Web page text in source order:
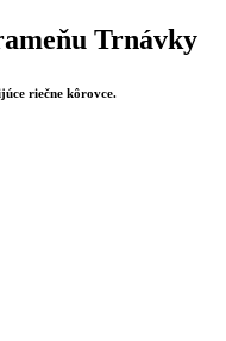
Trnávky
riečne kôrovce.